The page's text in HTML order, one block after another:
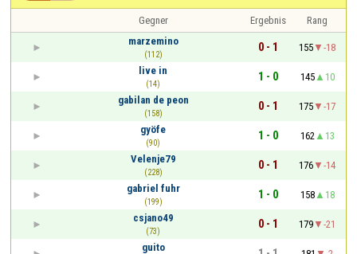
Gegner Ergebnis
Rang
marzemino
(112)
0 - 1 155
-18
live in
(14)
1 - 0 145
10
gabilan de peon
(158)
0 - 1 175
-17
gyöfe
(90)
1 - 0 162
13
Velenje79
(228)
0 - 1 176
-14
gabriel fuhr
(199)
1 - 0 158
18
csjano49
(73)
0 - 1 179
-21
guito